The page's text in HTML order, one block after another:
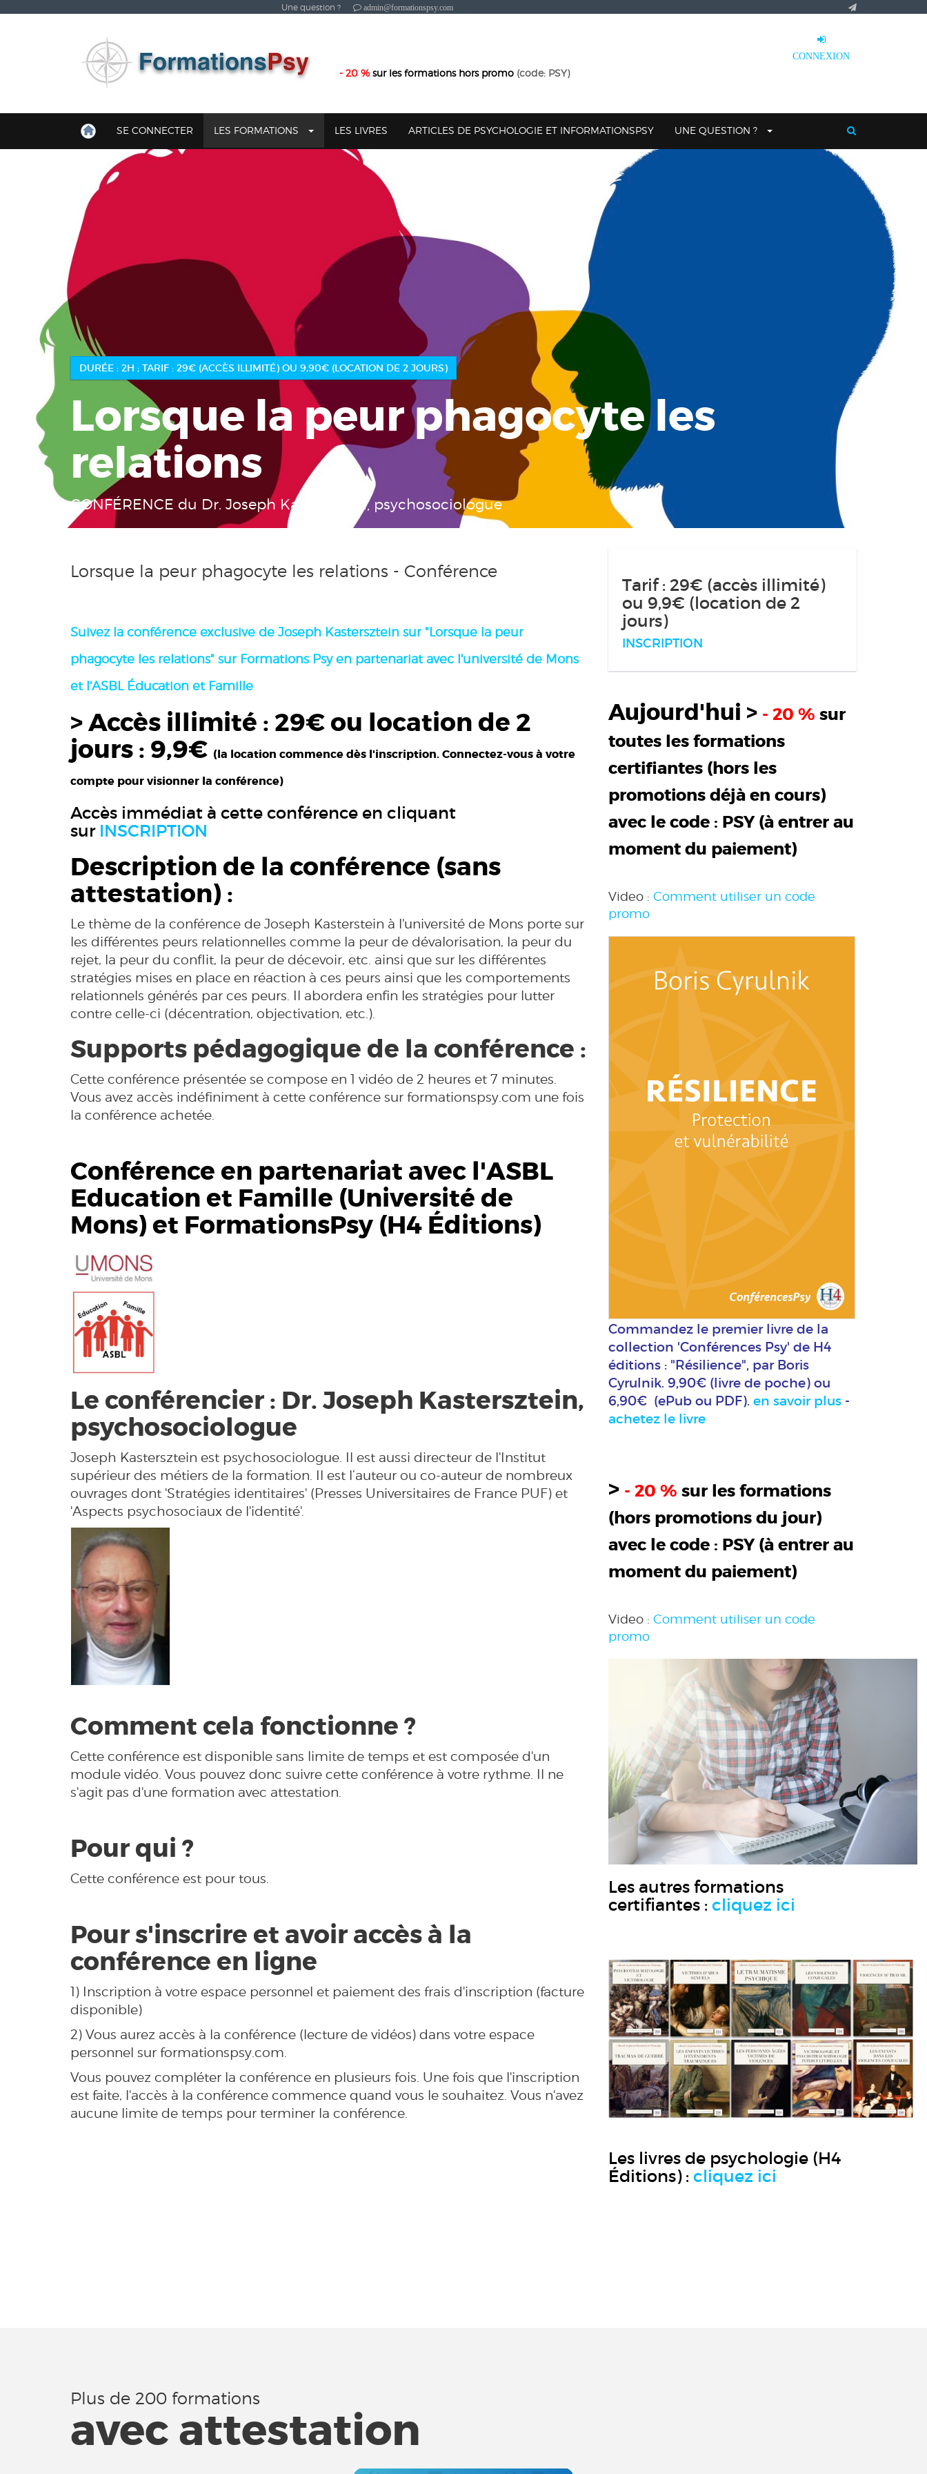
Une question ? admin@formationspsy.com
CONNEXION
- 20 %sur les formations hors promo (code: PSY)
SE CONNECTER LES FORMATIONS LES LIVRES ARTICLES DE PSYCHOLOGIE ET INFORMATIONSPSY UNE QUESTION ?
DURÉE : 2H ; TARIF : 29€ (ACCÈS ILLIMITÉ) OU 9,90€ (LOCATION DE 2 JOURS)
Lorsque la peur phagocyte les
relations
CONFÉRENCE du Dr. Joseph Kastersztein, psychosociologue
Lorsque la peur phagocyte les relations - Conférence
Suivez la conférence exclusive de Joseph Kastersztein sur"Lorsque la peur
phagocyte les relations" sur Formations Psy en partenariat avec l'université de Mons
et l'ASBL Éducation et Famille
> Accès illimité : 29€ ou location de 2
jours : 9,9€ (la location commence dès l'inscription. Connectez-vous à votre
compte pour visionner la conférence)
Accès immédiat à cette conférence en cliquant
sur INSCRIPTION
Description de la conférence (sans
attestation) :
Le thème de la conférence de Joseph Kasterstein à l'université de Mons porte sur
les différentes peurs relationnelles comme la peur de dévalorisation, la peur du
rejet, la peur du conflit, la peur de décevoir, etc. ainsi que sur les différentes
stratégies mises en place en réaction à ces peurs ainsi que les comportements
relationnels générés par ces peurs. Il abordera enfin les stratégies pour lutter
contre celle-ci (décentration, objectivation, etc.).
Supports pédagogique de la conférence :
Cette conférence présentée se compose en 1 vidéo de 2 heures et 7 minutes.
Vous avez accès indéfiniment à cette conférence sur formationspsy.com une fois
la conférence achetée.
Conférence en partenariat avec l'ASBL
Education et Famille (Université de
Mons) et FormationsPsy (H4 Éditions)
Le conférencier : Dr. Joseph Kastersztein,
psychosociologue
Joseph Kastersztein est psychosociologue. Il est aussi directeur de l'Institut
supérieur des métiers de la formation. Il est l’auteur ou co-auteur de nombreux
ouvrages dont 'Stratégies identitaires' (Presses Universitaires de France PUF) et
'Aspects psychosociaux de l'identité'.
Comment cela fonctionne ?
Cette conférence est disponible sans limite de temps et est composée d'un
module vidéo. Vous pouvez donc suivre cette conférence à votre rythme. Il ne
s'agit pas d'une formation avec attestation.
Pour qui ?
Cette conférence est pour tous.
Pour s'inscrire et avoir accès à la
conférence en ligne
1) Inscription à votre espace personnel et paiement des frais d'inscription (facture
disponible)
2) Vous aurez accès à la conférence (lecture de vidéos) dans votre espace
personnel sur formationspsy.com.
Vous pouvez compléter la conférence en plusieurs fois. Une fois que l'inscription
est faite, l'accès à la conférence commence quand vous le souhaitez. Vous n'avez
aucune limite de temps pour terminer la conférence.
Tarif : 29€ (accès illimité)
ou 9,9€ (location de 2
jours)
INSCRIPTION
Aujourd'hui > - 20 % sur
toutes les formations
certifiantes (hors les
promotions déjà en cours)
avec le code : PSY(à entrer au
moment du paiement)
Video : Comment utiliser un code
promo
Commandez le premier livre de la
collection 'Conférences Psy' de H4
éditions : "Résilience", par Boris
Cyrulnik. 9,90€ (livre de poche) ou
6,90€ (ePub ou PDF). en savoir plus -
achetez le livre
> - 20 % sur les formations
(hors promotions du jour)
avec le code : PSY(à entrer au
moment du paiement)
Video : Comment utiliser un code
promo
Les autres formations
certifiantes : cliquez ici
Les livres de psychologie (H4
Éditions) : cliquez ici
Plus de 200 formations
avec attestation